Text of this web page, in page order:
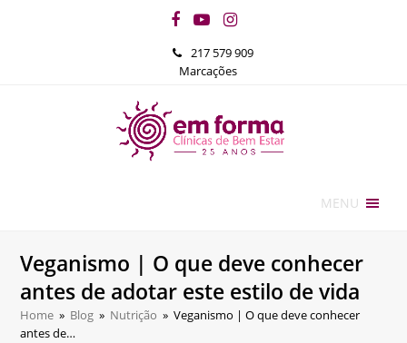
Facebook
YouTubeInstagram
217 579 909
Marcações
MENU
Veganismo | O que deve conhecer
antes de adotar este estilo de vida
Home » Blog » Nutrição » Veganismo | O que deve conhecer
antes de…